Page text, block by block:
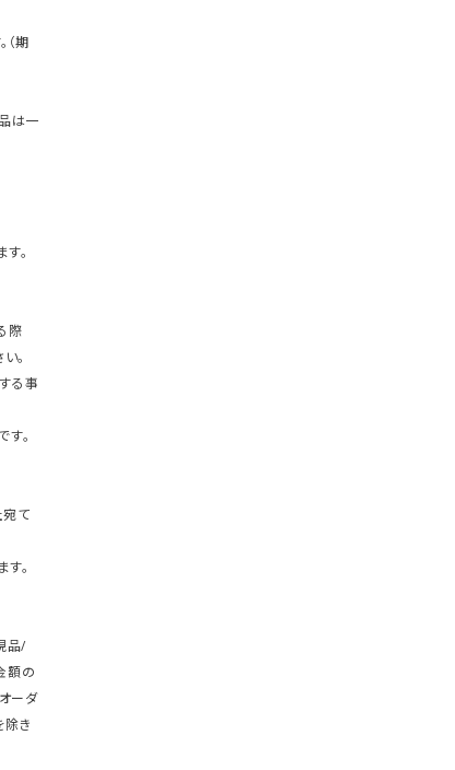
期
は一
。
際
。
る事
。
て
。
品/
額の
ーダ
き